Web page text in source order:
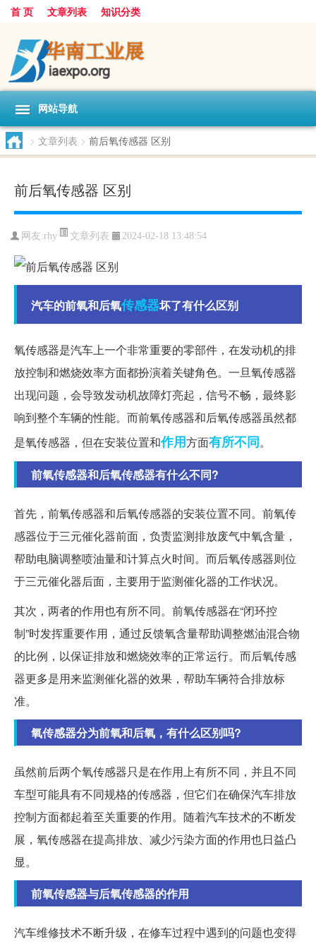
首 页 文章列表 知识分类
网站导航
> 文章列表 > 前后氧传感器 区别
前后氧传感器 区别
网友:rhy 文章列表 2024-02-18 13:48:54
汽车的前氧和后氧传感器坏了有什么区别
氧传感器是汽车上一个非常重要的零部件，在发动机的排
放控制和燃烧效率方面都扮演着关键角色。一旦氧传感器
出现问题，会导致发动机故障灯亮起，信号不畅，最终影
响到整个车辆的性能。而前氧传感器和后氧传感器虽然都
是氧传感器，但在安装位置和作用方面有所不同。
前氧传感器和后氧传感器有什么不同?
首先，前氧传感器和后氧传感器的安装位置不同。前氧传
感器位于三元催化器前面，负责监测排放废气中氧含量，
帮助电脑调整喷油量和计算点火时间。而后氧传感器则位
于三元催化器后面，主要用于监测催化器的工作状况。
其次，两者的作用也有所不同。前氧传感器在“闭环控
制”时发挥重要作用，通过反馈氧含量帮助调整燃油混合物
的比例，以保证排放和燃烧效率的正常运行。而后氧传感
器更多是用来监测催化器的效果，帮助车辆符合排放标
准。
氧传感器分为前氧和后氧，有什么区别吗?
虽然前后两个氧传感器只是在作用上有所不同，并且不同
车型可能具有不同规格的传感器，但它们在确保汽车排放
控制方面都起着至关重要的作用。随着汽车技术的不断发
展，氧传感器在提高排放、减少污染方面的作用也日益凸
显。
前氧传感器与后氧传感器的作用
汽车维修技术不断升级，在修车过程中遇到的问题也变得